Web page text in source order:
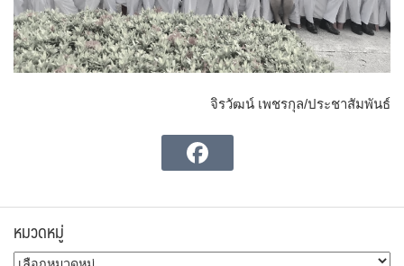
จิรวัฒน์ เพชรกุล/ประชาสัมพันธ์
หมวดหมู่
หมวด